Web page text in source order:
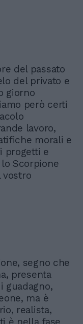
del passato
del privato e
giorno
però certi
lavoro,
morali e
progetti e
Scorpione
vostro
segno che
presenta
guadagno,
ma è
realista,